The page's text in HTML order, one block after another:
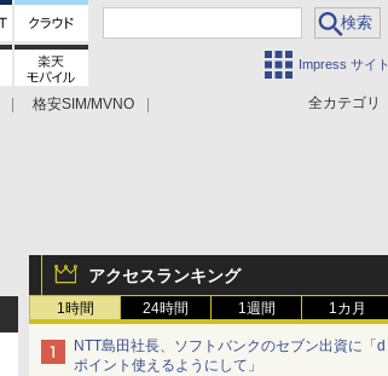
Impress サイト
全カテゴリ
格安SIM/MVNO
アクセスランキング
1時間 24時間 1週間 1カ月
NTT島田社長、ソフトバンクのセブン出資に「d
ポイント使えるようにして」